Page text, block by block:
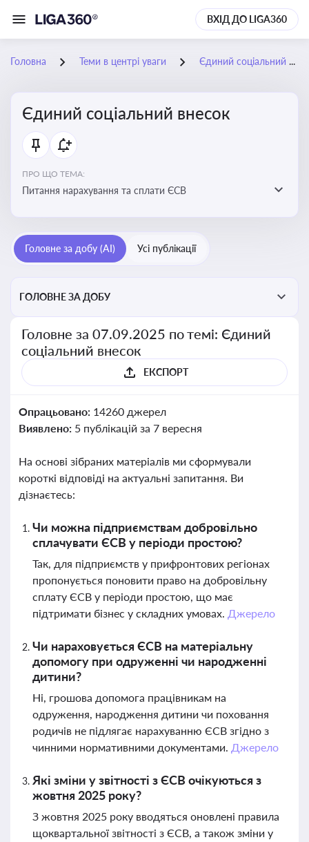
ВХІД ДО LIGA360
Головна Теми в центрі уваги Єдиний соціальний внесок
Єдиний соціальний внесок
ПРО ЩО ТЕМА:
Питання нарахування та сплати ЄСВ
Головне за добу (AI) Усі публікації
ГОЛОВНЕ ЗА ДОБУ
Головне за 07.09.2025 по темі: Єдиний
соціальний внесок
ЕКСПОРТ
Опрацьовано: 14260 джерел
Виявлено: 5 публікацій за 7 вересня
На основі зібраних матеріалів ми сформували
короткі відповіді на актуальні запитання. Ви
дізнаєтесь:
Чи можна підприємствам добровільно
сплачувати ЄСВ у періоди простою?
Так, для підприємств у прифронтових регіонах
пропонується поновити право на добровільну
сплату ЄСВ у періоди простою, що має
підтримати бізнес у складних умовах. Джерело
Чи нараховується ЄСВ на матеріальну
допомогу при одруженні чи народженні
дитини?
Ні, грошова допомога працівникам на
одруження, народження дитини чи поховання
родичів не підлягає нарахуванню ЄСВ згідно з
чинними нормативними документами. Джерело
Які зміни у звітності з ЄСВ очікуються з
жовтня 2025 року?
З жовтня 2025 року вводяться оновлені правила
щоквартальної звітності з ЄСВ, а також зміни у